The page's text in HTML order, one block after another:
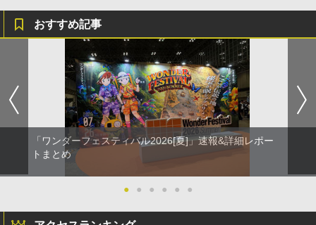
おすすめ記事
「ワンダーフェスティバル2026[夏]」速報&詳細レポー
トまとめ
● ● ● ● ● ●